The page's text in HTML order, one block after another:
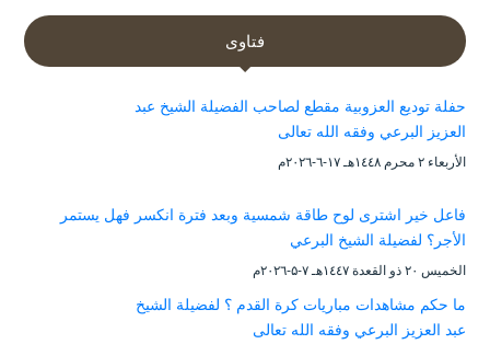
فتاوى
حفلة توديع العزوبية مقطع لصاحب الفضيلة الشيخ عبد
العزيز البرعي وفقه الله تعالى
الأربعاء ۲ محرم ۱٤٤۸هـ ۱۷-٦-۲۰۲٦م
فاعل خير اشترى لوح طاقة شمسية وبعد فترة انكسر فهل يستمر
الأجر؟ لفضيلة الشيخ البرعي
الخميس ۲۰ ذو القعدة ۱٤٤۷هـ ۷-۵-۲۰۲٦م
ما حكم مشاهدات مباريات كرة القدم ؟ لفضيلة الشيخ
عبد العزيز البرعي وفقه الله تعالى